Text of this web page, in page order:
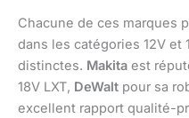
Chacune de ces marques
dans les catégories 12V et
distinctes. Makita est
18V LXT, DeWalt pour sa
excellent rapport qualité-